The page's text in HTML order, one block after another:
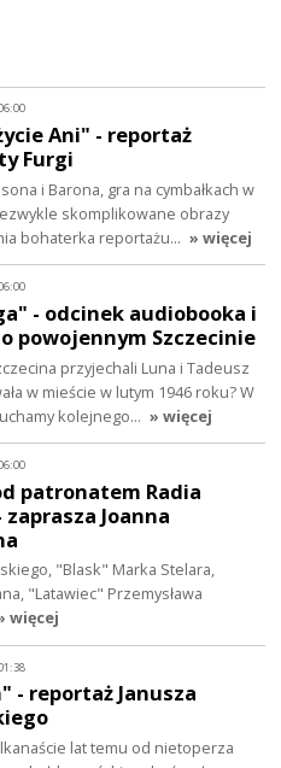
Ani" - reportaż
Furgi
i Barona, gra na cymbałkach w
skomplikowane obrazy
bohaterka reportażu… » więcej
- odcinek audiobooka i
powojennym Szczecinie
przyjechali Luna i Tadeusz
w mieście w lutym 1946 roku? W
kolejnego… » więcej
patronatem Radia
zaprasza Joanna
"Blask" Marka Stelara,
"Latawiec" Przemysława
więcej
- reportaż Janusza
lat temu od nietoperza